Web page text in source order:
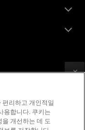
리하고 개인적일
용합니다. 쿠키는
개선하는 데 도